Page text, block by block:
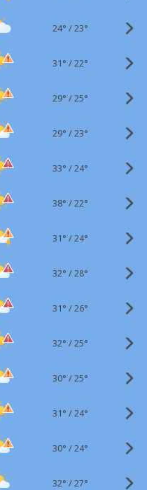
24° /23°
31° /22°
29° /25°
29° /23°
33° /24°
38° /22°
31° /24°
32° /28°
31° /26°
32° /25°
30° /25°
31° /24°
30° /24°
32° /27°